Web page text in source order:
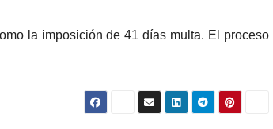
la imposición de 41 días multa. El proceso